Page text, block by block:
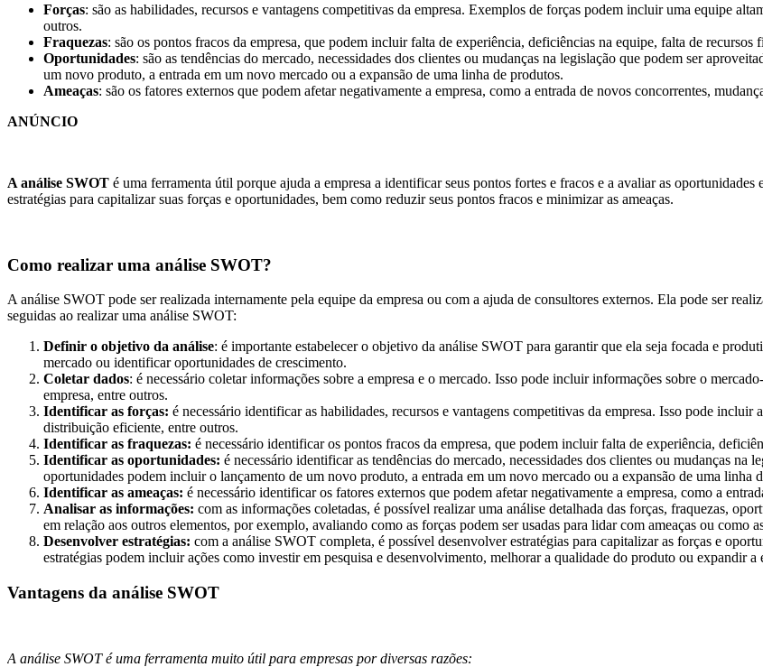
Forças: são as habilidades, recursos e vantagens competitivas da empresa. Exemplos de forças podem incluir uma equipe
outros.
Fraquezas: são os pontos fracos da empresa, que podem incluir falta de experiência, deficiências na equipe, falta de recursos
Oportunidades: são as tendências do mercado, necessidades dos clientes ou mudanças na legislação que podem ser
um novo produto, a entrada em um novo mercado ou a expansão de uma linha de produtos.
Ameaças: são os fatores externos que podem afetar negativamente a empresa, como a entrada de novos concorrentes,
ANÚNCIO
A análise SWOT é uma ferramenta útil porque ajuda a empresa a identificar seus pontos fortes e fracos e a avaliar as
estratégias para capitalizar suas forças e oportunidades, bem como reduzir seus pontos fracos e minimizar as ameaças.
Como realizar uma análise SWOT?
A análise SWOT pode ser realizada internamente pela equipe da empresa ou com a ajuda de consultores externos. Ela pode ser
seguidas ao realizar uma análise SWOT:
Definir o objetivo da análise: é importante estabelecer o objetivo da análise SWOT para garantir que ela seja focada e
mercado ou identificar oportunidades de crescimento.
Coletar dados: é necessário coletar informações sobre a empresa e o mercado. Isso pode incluir informações sobre o
empresa, entre outros.
Identificar as forças: é necessário identificar as habilidades, recursos e vantagens competitivas da empresa. Isso pode
distribuição eficiente, entre outros.
Identificar as fraquezas: é necessário identificar os pontos fracos da empresa, que podem incluir falta de experiência,
Identificar as oportunidades: é necessário identificar as tendências do mercado, necessidades dos clientes ou mudanças na
oportunidades podem incluir o lançamento de um novo produto, a entrada em um novo mercado ou a expansão de uma linha
Identificar as ameaças: é necessário identificar os fatores externos que podem afetar negativamente a empresa, como a
Analisar as informações: com as informações coletadas, é possível realizar uma análise detalhada das forças, fraquezas,
em relação aos outros elementos, por exemplo, avaliando como as forças podem ser usadas para lidar com ameaças ou como
Desenvolver estratégias: com a análise SWOT completa, é possível desenvolver estratégias para capitalizar as forças e
estratégias podem incluir ações como investir em pesquisa e desenvolvimento, melhorar a qualidade do produto ou expandir a
Vantagens da análise SWOT
A análise SWOT é uma ferramenta muito útil para empresas por diversas razões: